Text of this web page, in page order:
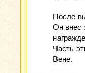
После
Он внес
Часть
Вене.